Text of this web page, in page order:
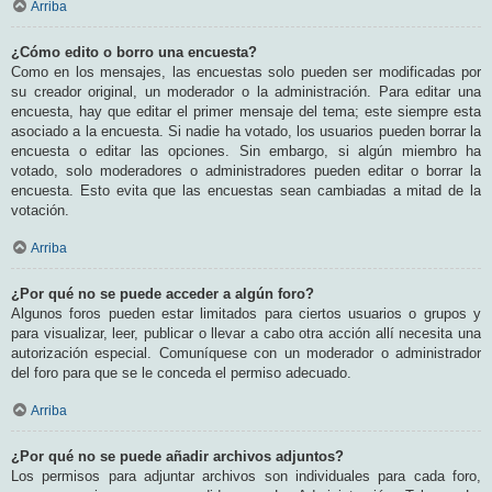
Arriba
¿Cómo edito o borro una encuesta?
Como en los mensajes, las encuestas solo pueden ser modificadas por
su creador original, un moderador o la administración. Para editar una
encuesta, hay que editar el primer mensaje del tema; este siempre esta
asociado a la encuesta. Si nadie ha votado, los usuarios pueden borrar la
encuesta o editar las opciones. Sin embargo, si algún miembro ha
votado, solo moderadores o administradores pueden editar o borrar la
encuesta. Esto evita que las encuestas sean cambiadas a mitad de la
votación.
Arriba
¿Por qué no se puede acceder a algún foro?
Algunos foros pueden estar limitados para ciertos usuarios o grupos y
para visualizar, leer, publicar o llevar a cabo otra acción allí necesita una
autorización especial. Comuníquese con un moderador o administrador
del foro para que se le conceda el permiso adecuado.
Arriba
¿Por qué no se puede añadir archivos adjuntos?
Los permisos para adjuntar archivos son individuales para cada foro,